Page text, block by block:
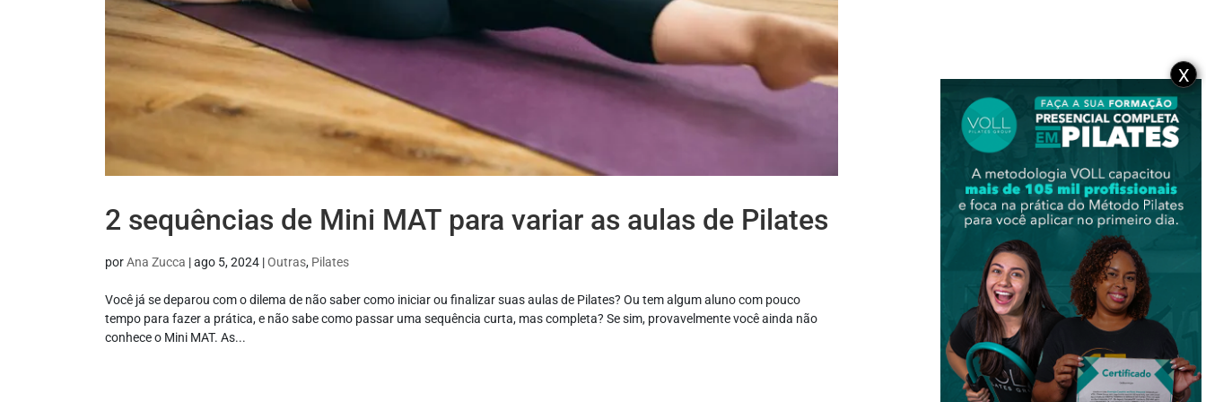
2 sequências de Mini MAT para variar as aulas de Pilates
porAna Zucca |ago 5, 2024 |Outras, Pilates
Você já se deparou com o dilema de não saber como iniciar ou finalizar suas aulas de Pilates? Ou tem algum aluno com pouco
tempo para fazer a prática, e não sabe como passar uma sequência curta, mas completa? Se sim, provavelmente você ainda não
conhece o Mini MAT. As...
X